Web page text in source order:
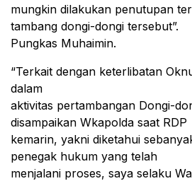
mungkin dilakukan penutupan
tambang dongi-dongi tersebut”.
Pungkas Muhaimin.
“Terkait dengan keterlibatan
dalam
aktivitas pertambangan Dongi-
disampaikan Wkapolda saat RDP
kemarin, yakni diketahui
penegak hukum yang telah
menjalani proses, saya selaku